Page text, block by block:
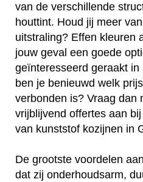
van de verschillende
houttint. Houd jij meer
uitstraling? Effen kleuren
jouw geval een goede
geïnteresseerd geraakt
ben je benieuwd welk
verbonden is? Vraag dan
vrijblijvend offertes aan
van kunststof kozijnen in
De grootste voordelen
dat zij onderhoudsarm,